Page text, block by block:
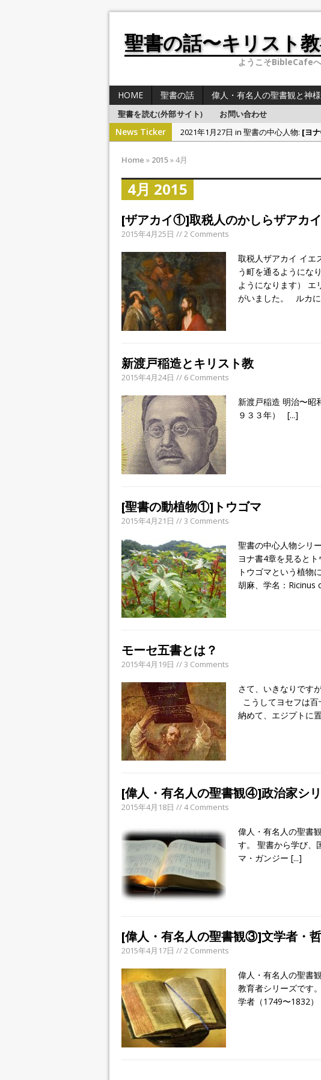
聖書の話〜キリスト
ようこそBibleCafeへ
HOME 聖書の話 偉人・有名人の聖書観と神
聖書を読む(外部サイト) お問い合わせ
News Ticker 2021年1月27日 in 聖書の中心人物: [ヨ
2021年1月25日 in 聖書の中心人物:
[ヨ
Home » 2015»4月
4月 2015
[ザアカイ①]取税人のかしらザアカイ
2015年4月25日 // 2 Comments
取税人ザアカイ イエ
う町を通るようにな
ようになります） エ
がいました。 ルカ
新渡戸稲造とキリスト教
2015年4月24日 // 6 Comments
新渡戸稲造 明治〜昭
９３３年） [...]
[聖書の動植物①]トウゴマ
2015年4月21日 // 3 Comments
聖書の中心人物シリ
ヨナ書4章を見ると
トウゴマという植物
胡麻、学名：Ricinus
モーセ五書とは？
2015年4月19日 // 3 Comments
さて、いきなりです
こうしてヨセフは
納めて、エジプトに
[偉人・有名人の聖書観④]政治家シ
2015年4月18日 // 4 Comments
偉人・有名人の聖書
す。 聖書から学び、
マ・ガンジー [...]
[偉人・有名人の聖書観③]文学者・
2015年4月17日 // 2 Comments
偉人・有名人の聖書
教育者シリーズです
学者（1749〜1832）